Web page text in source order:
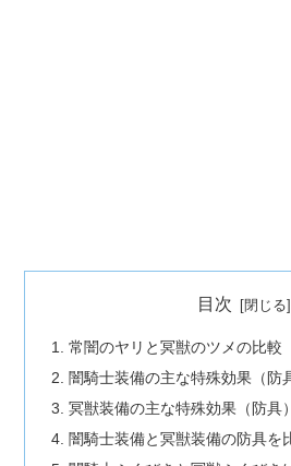
目次
常闇のヤリと冥獣のツメの比較
闇騎士装備の主な特殊効果（防
冥獣装備の主な特殊効果（防具）
闇騎士装備と冥獣装備の防具を